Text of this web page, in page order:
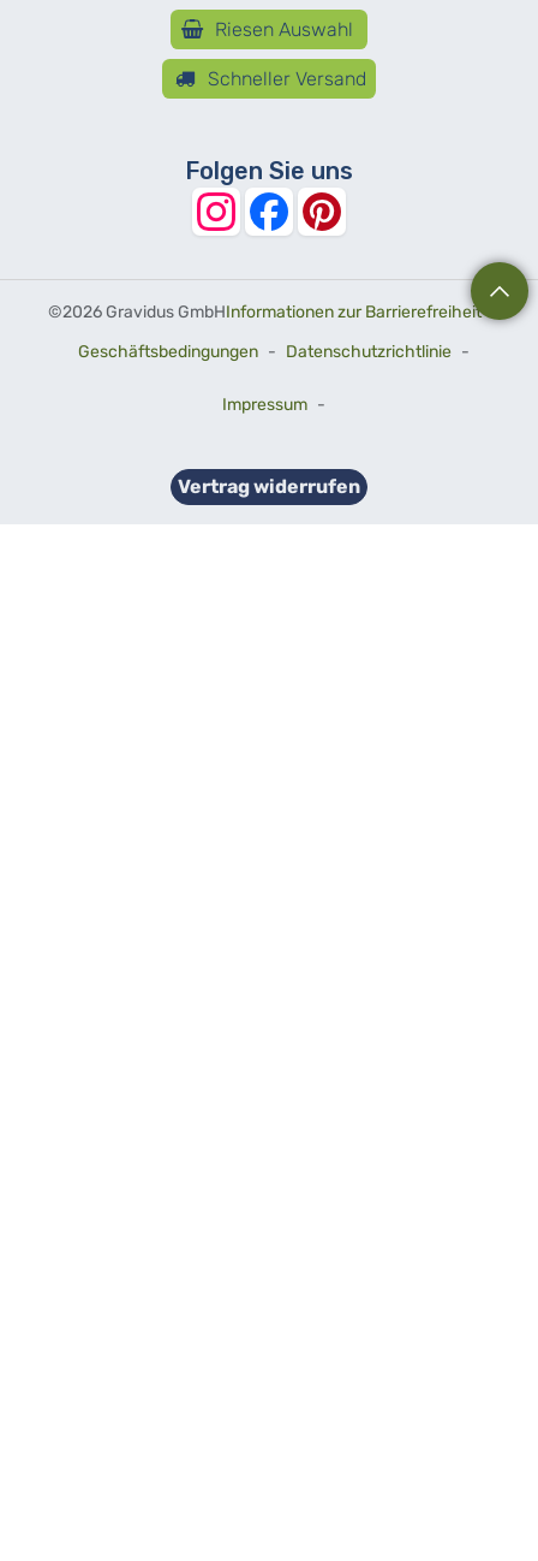
Riesen Auswahl
Schneller Versand
Folgen Sie uns
©2026 Gravidus GmbHInformationen zur Barrierefreiheit-
Geschäftsbedingungen - Datenschutzrichtlinie -
Impressum -
Vertrag widerrufen